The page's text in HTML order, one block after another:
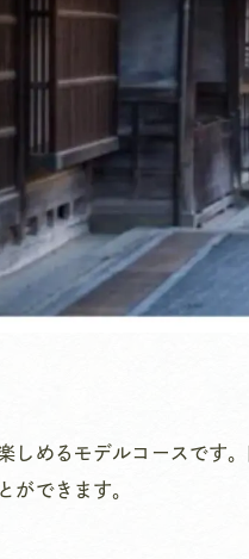
しめるモデルコースです
ができます。